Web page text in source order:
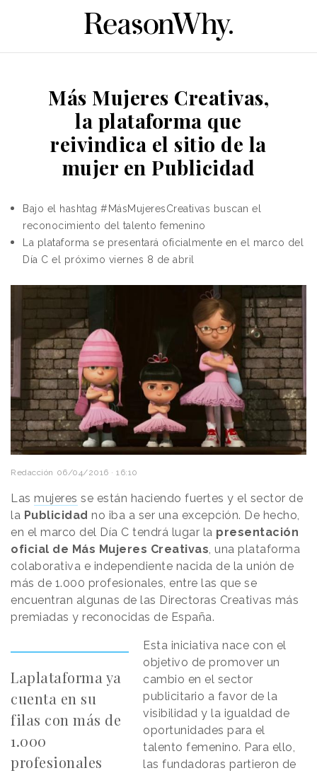
Más Mujeres Creativas,
la plataforma que
reivindica el sitio de la
mujer en Publicidad
Bajo el hashtag #MásMujeresCreativas buscan el
reconocimiento del talento femenino
La plataforma se presentará oficialmente en el marco del
Día C el próximo viernes 8 de abril
Redacción 06/04/2016 · 16:10
Las mujeres se están haciendo fuertes y el sector de
la Publicidad no iba a ser una excepción. De hecho,
en el marco del Día C tendrá lugar la presentación
oficial de Más Mujeres Creativas, una plataforma
colaborativa e independiente nacida de la unión de
más de 1.000 profesionales, entre las que se
encuentran algunas de las Directoras Creativas más
premiadas y reconocidas de España.
Laplataforma ya
cuenta en su
filas con más de
1.000
profesionales
Esta iniciativa nace con el
objetivo de promover un
cambio en el sector
publicitario a favor de la
visibilidad y la igualdad de
oportunidades para el
talento femenino. Para ello,
las fundadoras partieron de